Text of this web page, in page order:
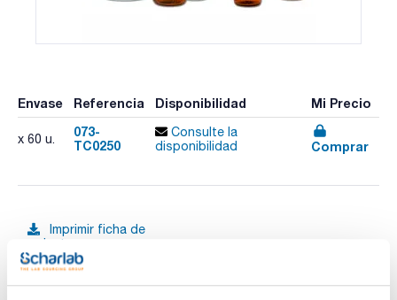
Envase Referencia Disponibilidad Mi Precio
x 60 u.
073-
TC0250
Consulte la
disponibilidad
Comprar
Imprimir ficha de
producto
Características
Capacidad (ml) : 250
Tapón : Sí